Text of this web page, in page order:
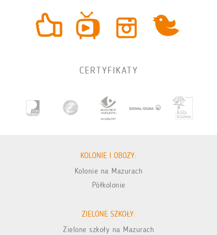
CERTYFIKATY
KOLONIE I OBOZY:
Kolonie na Mazurach
Półkolonie
ZIELONE SZKOŁY:
Zielone szkoły na Mazurach